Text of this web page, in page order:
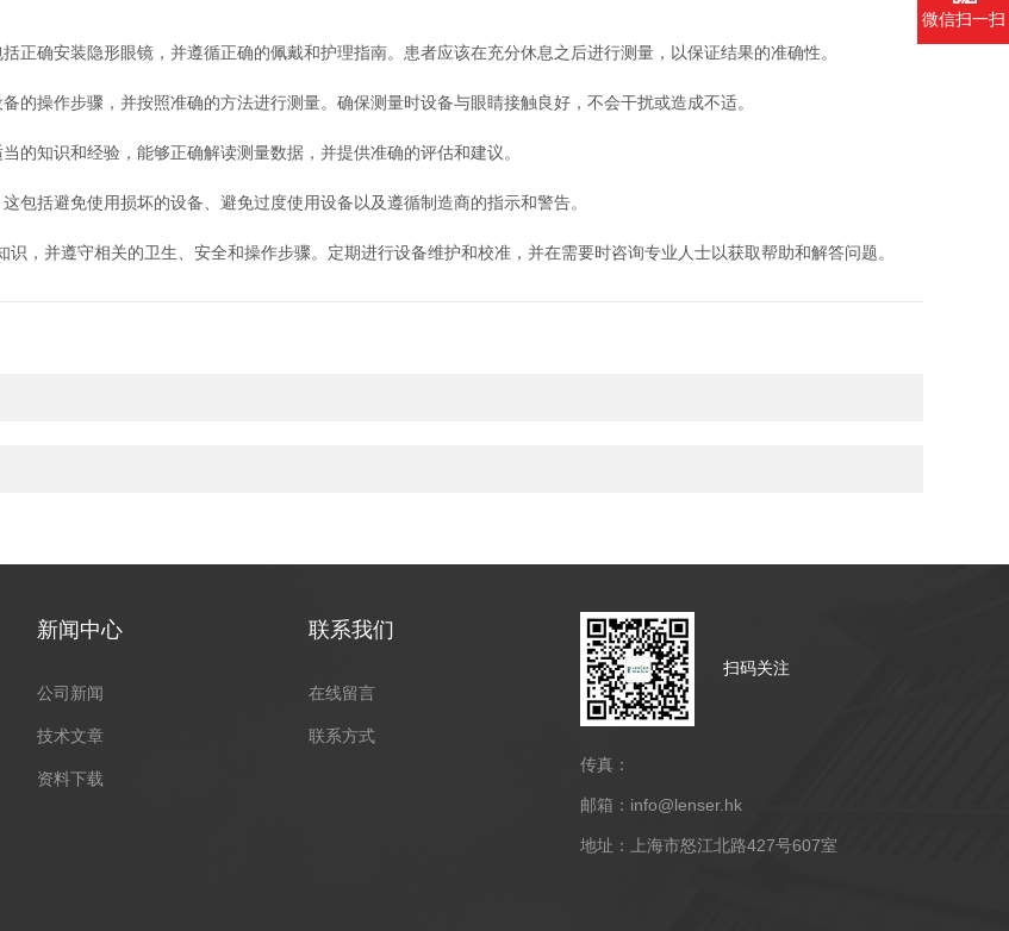
确安装隐形眼镜，并遵循正确的佩戴和护理指南。患者应该在充分休息之后进行测量，以保证结果的准确性。
操作步骤，并按照准确的方法进行测量。确保测量时设备与眼睛接触良好，不会干扰或造成不适。
知识和经验，能够正确解读测量数据，并提供准确的评估和建议。
括避免使用损坏的设备、避免过度使用设备以及遵循制造商的指示和警告。
识，并遵守相关的卫生、安全和操作步骤。定期进行设备维护和校准，并在需要时咨询专业人士以获取帮助和解答问题。
新闻中心
公司新闻
技术文章
资料下载
联系我们
在线留言
联系方式
扫码关注
传真：
邮箱：info@lenser.hk
地址：上海市怒江北路427号607室
微信扫一扫